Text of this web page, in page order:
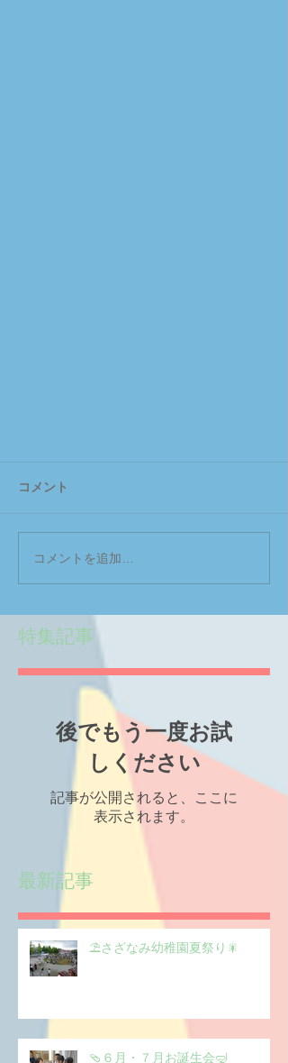
コメント
コメントを追加…
特集記事
後でもう一度お試
しください
記事が公開されると、ここに
表示されます。
最新記事
⛱️さざなみ幼稚園夏祭り🎇
🩴６月・７月お誕生会🤿